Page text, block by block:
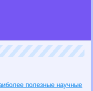
полезные научные